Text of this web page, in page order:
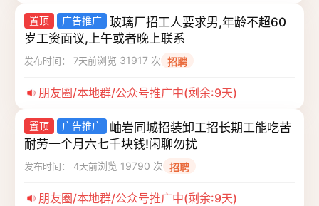
置顶 广告推广
玻璃厂招工人要求男,年龄不超60
岁工资面议,上午或者晚上联系
发布时间： 7天前浏览 31917 次 招聘
朋友圈/本地群/公众号推广中(剩余:9天)
置顶 广告推广
岫岩同城招装卸工招长期工能吃苦
耐劳一个月六七千块钱!闲聊勿扰
发布时间： 4天前浏览 19790 次 招聘
朋友圈/本地群/公众号推广中(剩余:9天)